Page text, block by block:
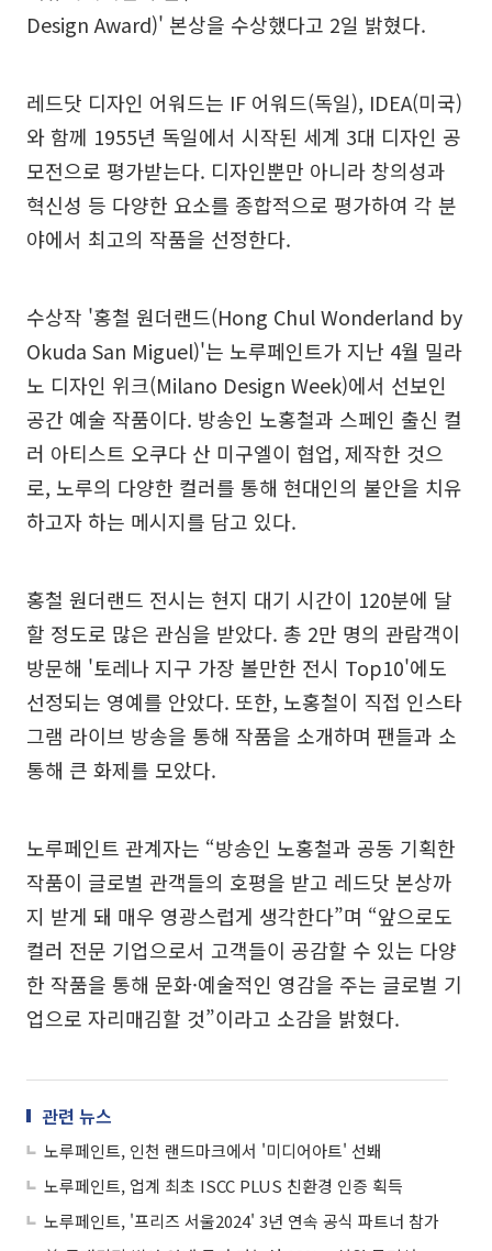
Design Award)' 본상을 수상했다고 2일 밝혔다.
레드닷 디자인 어워드는 IF 어워드(독일), IDEA(미국)
와 함께 1955년 독일에서 시작된 세계 3대 디자인 공
모전으로 평가받는다. 디자인뿐만 아니라 창의성과
혁신성 등 다양한 요소를 종합적으로 평가하여 각 분
야에서 최고의 작품을 선정한다.
수상작 '홍철 원더랜드(Hong Chul Wonderland by
Okuda San Miguel)'는 노루페인트가 지난 4월 밀라
노 디자인 위크(Milano Design Week)에서 선보인
공간 예술 작품이다. 방송인 노홍철과 스페인 출신 컬
러 아티스트 오쿠다 산 미구엘이 협업, 제작한 것으
로, 노루의 다양한 컬러를 통해 현대인의 불안을 치유
하고자 하는 메시지를 담고 있다.
홍철 원더랜드 전시는 현지 대기 시간이 120분에 달
할 정도로 많은 관심을 받았다. 총 2만 명의 관람객이
방문해 '토레나 지구 가장 볼만한 전시 Top10'에도
선정되는 영예를 안았다. 또한, 노홍철이 직접 인스타
그램 라이브 방송을 통해 작품을 소개하며 팬들과 소
통해 큰 화제를 모았다.
노루페인트 관계자는 “방송인 노홍철과 공동 기획한
작품이 글로벌 관객들의 호평을 받고 레드닷 본상까
지 받게 돼 매우 영광스럽게 생각한다”며 “앞으로도
컬러 전문 기업으로서 고객들이 공감할 수 있는 다양
한 작품을 통해 문화·예술적인 영감을 주는 글로벌 기
업으로 자리매김할 것”이라고 소감을 밝혔다.
관련 뉴스
노루페인트, 인천 랜드마크에서 '미디어아트' 선봬
노루페인트, 업계 최초 ISCC PLUS 친환경 인증 획득
노루페인트, '프리즈 서울2024' 3년 연속 공식 파트너 참가